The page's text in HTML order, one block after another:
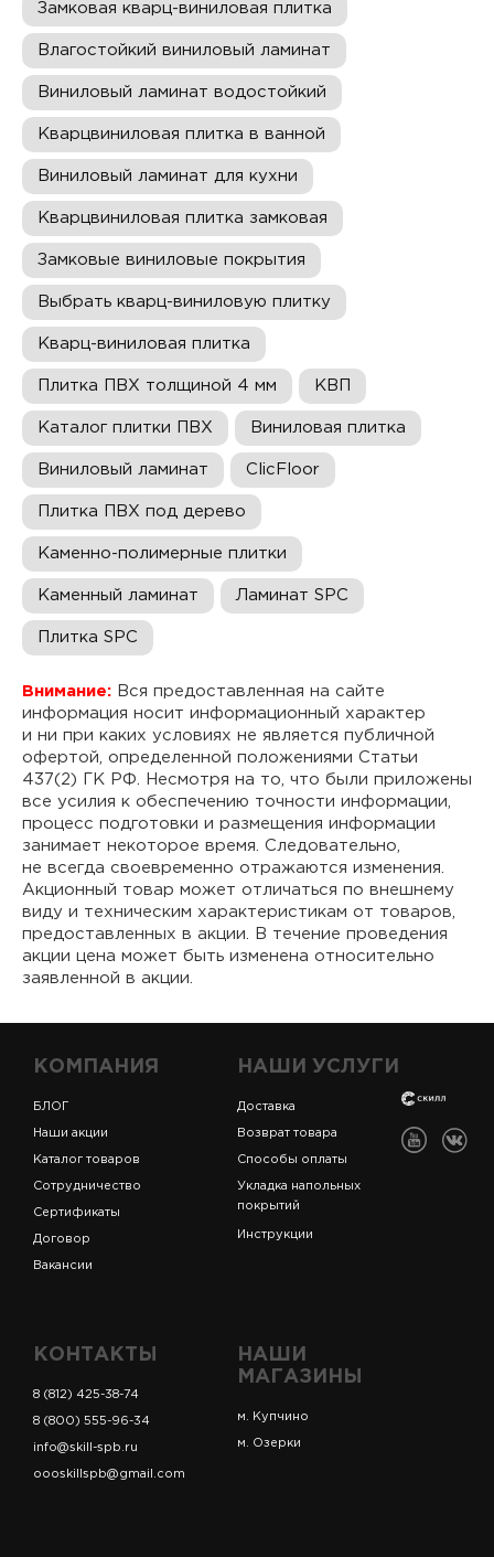
Замковая кварц-виниловая плитка
Влагостойкий виниловый ламинат
Виниловый ламинат водостойкий
Кварцвиниловая плитка в ванной
Виниловый ламинат для кухни
Кварцвиниловая плитка замковая
Замковые виниловые покрытия
Выбрать кварц-виниловую плитку
Кварц-виниловая плитка
Плитка ПВХ толщиной 4 мм КВП
Каталог плитки ПВХ Виниловая плитка
Виниловый ламинат ClicFloor
Плитка ПВХ под дерево
Каменно-полимерные плитки
Каменный ламинат Ламинат SPC
Плитка SPC
Внимание: Вся предоставленная на сайте
информация носит информационный характер
и ни при каких условиях не является публичной
офертой, определенной положениями Статьи
437(2) ГК РФ. Несмотря на то, что были приложены
все усилия к обеспечению точности информации,
процесс подготовки и размещения информации
занимает некоторое время. Следовательно,
не всегда своевременно отражаются изменения.
Акционный товар может отличаться по внешнему
виду и техническим характеристикам от товаров,
предоставленных в акции. В течение проведения
акции цена может быть изменена относительно
заявленной в акции.
КОМПАНИЯ
БЛОГ
Наши акции
Каталог товаров
Сотрудничество
Сертификаты
Договор
Вакансии
НАШИ УСЛУГИ
Доставка
Возврат товара
Способы оплаты
Укладка напольных
покрытий
Инструкции
КОНТАКТЫ
8 (812) 425-38-74
8 (800) 555-96-34
info@skill-spb.ru
oooskillspb@gmail.com
НАШИ
МАГАЗИНЫ
м. Купчино
м. Озерки